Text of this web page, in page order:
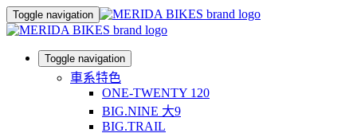
Toggle navigation
Toggle navigation
車系特色
ONE-TWENTY 120
BIG.NINE 大9
BIG.TRAIL